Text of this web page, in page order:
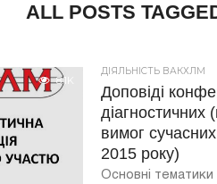
ALL POSTS
8.1K
ДІЯЛЬНІСТЬ ВАКХЛМ
Доповіді
діагностичних
вимог
2015 року)
Основні тематики